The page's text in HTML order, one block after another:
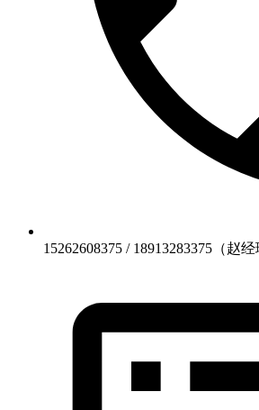
15262608375 / 18913283375（赵经